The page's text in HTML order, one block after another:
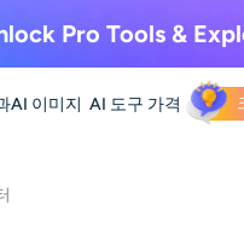
Pro Tools &
AI 이미지 AI 도구 가격